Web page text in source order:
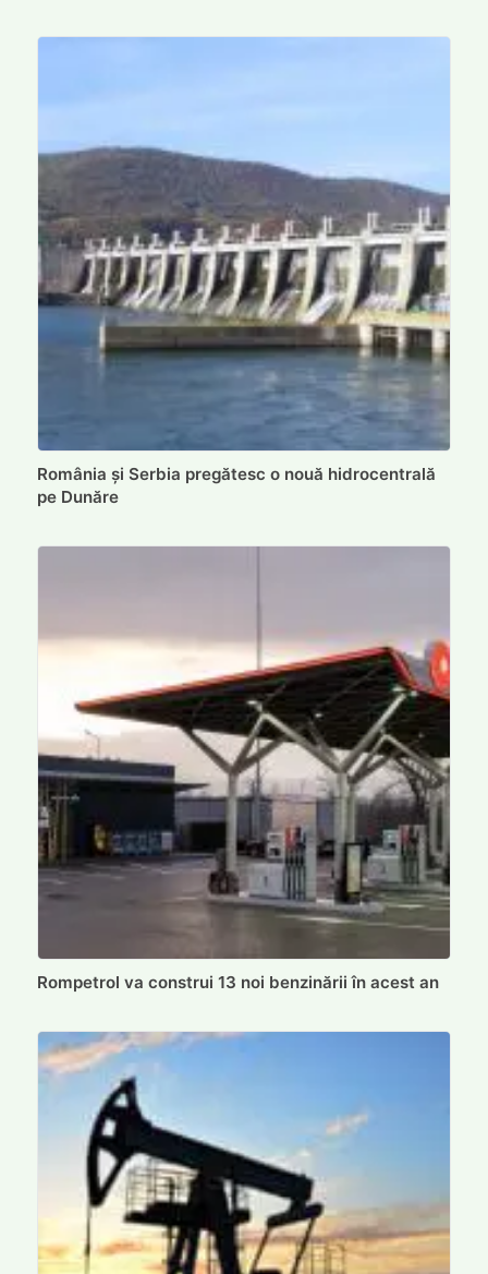
România și Serbia pregătesc o nouă hidrocentrală
pe Dunăre
Rompetrol va construi 13 noi benzinării în acest an